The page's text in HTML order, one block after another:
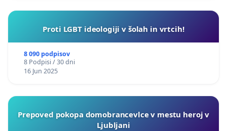
Proti LGBT ideologiji v šolah in vrtcih!
8 090 podpisov
8 Podpisi / 30 dni
16 Jun 2025
Prepoved pokopa domobrancevlce v mestu heroj v
Ljubljani